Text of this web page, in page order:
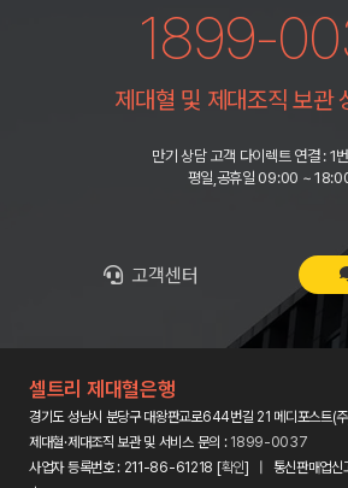
1899-
제대혈 및 제대조직 보관
만기 상담 고객 다이렉트 연결 : 1
평일,공휴일 09:00 ~
고객센터
셀트리 제대혈은행
경기도 성남시 분당구 대왕판교로644번길 21 메디포스트(
제대혈·제대조직 보관 및 서비스 문의 : 1899-0037
사업자 등록번호 : 211-86-61218 [확인] | 통신판매업신